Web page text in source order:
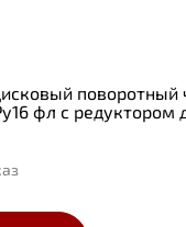
поворотный
фл с редуктором